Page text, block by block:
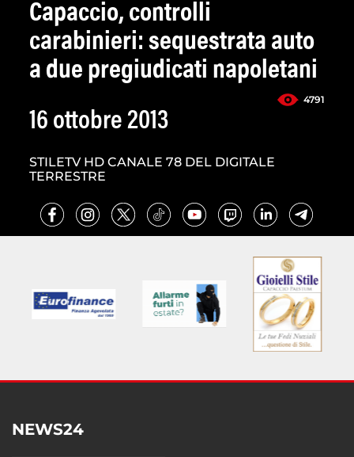
Capaccio, controlli
carabinieri: sequestrata auto
a due pregiudicati napoletani
4791
16 ottobre 2013
STILETV HD CANALE 78 DEL DIGITALE
TERRESTRE
NEWS24